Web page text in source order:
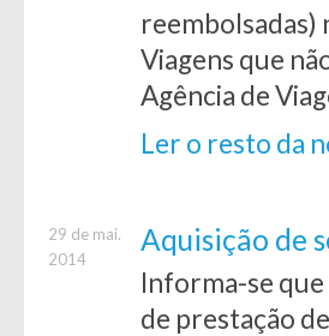
reembolsadas)
Viagens que
Agência de
Ler o resto da
29 de mai.
2014
Aquisição de
Informa-se que
de prestação